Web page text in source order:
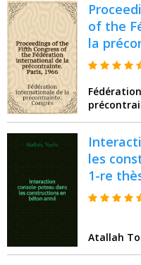
of the
la
les
1-re
Atallah